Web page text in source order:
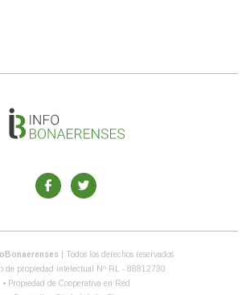
| Todos los derechos reservados
de propiedad intelectual Nº RL - 88812730
• Propiedad de Cooperativa en Red